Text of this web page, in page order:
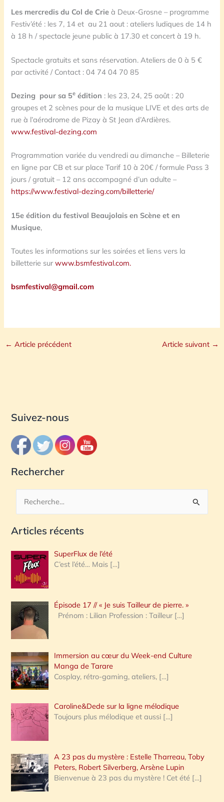
Les mercredis du Col de Crie à Deux-Grosne – programme
Festiv’été : les 7, 14 et au 21 aout : ateliers ludiques de 14 h
à 18 h / spectacle jeune public à 17.30 et concert à 19 h.
Spectacle gratuits et sans réservation. Ateliers de 0 à 5 €
par activité / Contact : 04 74 04 70 85
Dezing pour sa 5e édition : les 23, 24, 25 août : 20
groupes et 2 scènes pour de la musique LIVE et des arts de
rue à l’aérodrome de Pizay à St Jean d’Ardières.
www.festival-dezing.com
Programmation variée du vendredi au dimanche – Billeterie
en ligne par CB et sur place Tarif 10 à 20€ / formule Pass 3
jours / gratuit – 12 ans accompagné d’un adulte –
https://www.festival-dezing.com/billetterie/
15e édition du festival Beaujolais en Scène et en
Musique,
Toutes les informations sur les soirées et liens vers la
billetterie surwww.bsmfestival.com.
bsmfestival@gmail.com
← Article précédent Article suivant →
Suivez-nous
Rechercher
c
e
r
c
h
e
:
Articles récents
SuperFlux de l’été
C’est l’été… Mais […]
Épisode 17 // « Je suis Tailleur de pierre. »
Prénom : Lilian Profession : Tailleur […]
Immersion au cœur du Week-end Culture
Manga de Tarare
Cosplay, rétro-gaming, ateliers, […]
Caroline&Dede sur la ligne mélodique
Toujours plus mélodique et aussi […]
A 23 pas du mystère : Estelle Tharreau, Toby
Peters, Robert Silverberg, Arsène Lupin
Bienvenue à 23 pas du mystère ! Cet été […]